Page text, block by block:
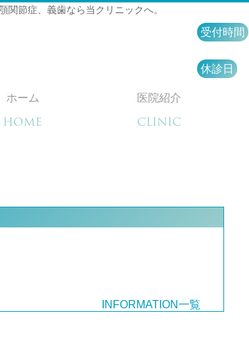
節症、義歯なら当クリニックへ。
受付時間
休診日
ホーム
HOME
医院紹介
CLINIC
INFORMATION一覧